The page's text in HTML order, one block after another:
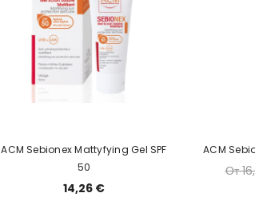
ACM Sebionex Mattyfying Gel SPF
50
14,26 €
ACM
От